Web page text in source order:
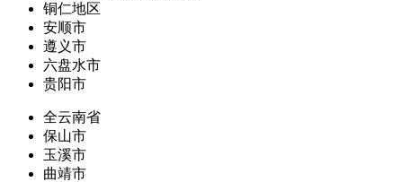
铜仁地区
安顺市
遵义市
六盘水市
贵阳市
全云南省
保山市
玉溪市
曲靖市